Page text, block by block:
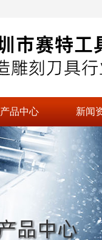
产品中心 新闻